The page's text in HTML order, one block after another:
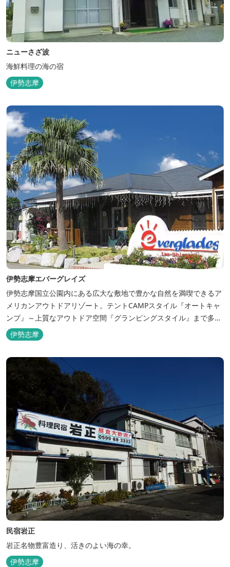
ニューさざ波
海鮮料理の海の宿
伊勢志摩
伊勢志摩エバーグレイズ
伊勢志摩国立公園内にある広大な敷地で豊かな自然を満喫できるア
メリカンアウトドアリゾート。テントCAMPスタイル『オートキャ
ンプ』～上質なアウトドア空間『グランピングスタイル』まで多彩
な宿泊スタイルを体験できます。 場内ではキッズイベント＆アクテ
ィビティーが人気！365日開催のアメリカンカルチャーを取り入れ
たキッズイベント、カナディアンカヌー、ペダルボート、ファンサ
イクルなど豊富なアクティビ...
伊勢志摩
民宿岩正
岩正名物豊富造り、活きのよい海の幸。
伊勢志摩